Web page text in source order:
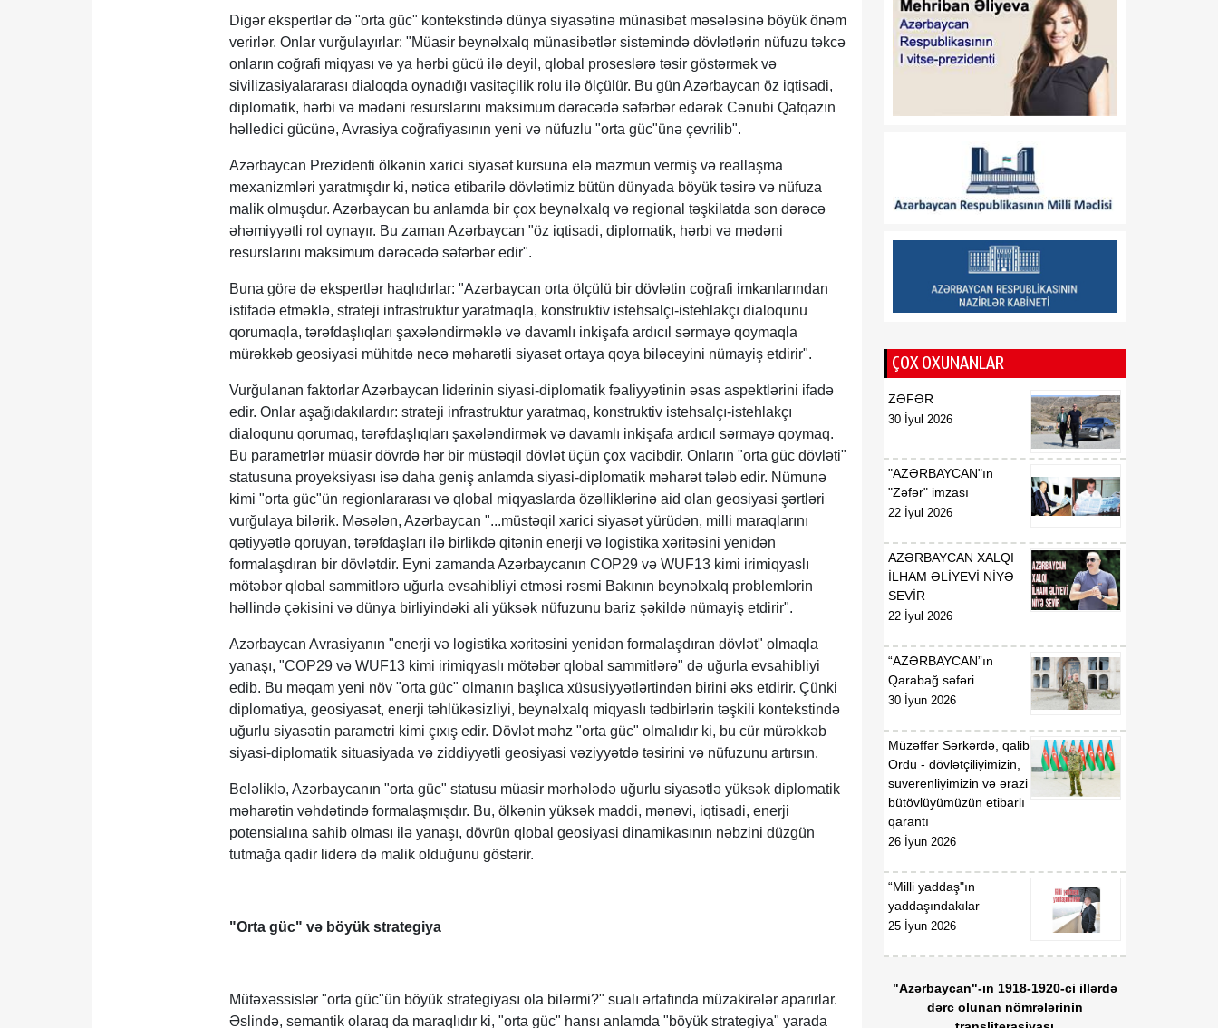
Digər ekspertlər də "orta güc" kontekstində dünya siyasətinə münasibət məsələsinə böyük önəm
verirlər. Onlar vurğulayırlar: "Müasir beynəlxalq münasibətlər sistemində dövlətlərin nüfuzu təkcə
onların coğrafi miqyası və ya hərbi gücü ilə deyil, qlobal proseslərə təsir göstərmək və
sivilizasiyalararası dialoqda oynadığı vasitəçilik rolu ilə ölçülür. Bu gün Azərbaycan öz iqtisadi,
diplomatik, hərbi və mədəni resurslarını maksimum dərəcədə səfərbər edərək Cənubi Qafqazın
həlledici gücünə, Avrasiya coğrafiyasının yeni və nüfuzlu "orta güc"ünə çevrilib".
Azərbaycan Prezidenti ölkənin xarici siyasət kursuna elə məzmun vermiş və reallaşma
mexanizmləri yaratmışdır ki, nəticə etibarilə dövlətimiz bütün dünyada böyük təsirə və nüfuza
malik olmuşdur. Azərbaycan bu anlamda bir çox beynəlxalq və regional təşkilatda son dərəcə
əhəmiyyətli rol oynayır. Bu zaman Azərbaycan "öz iqtisadi, diplomatik, hərbi və mədəni
resurslarını maksimum dərəcədə səfərbər edir".
Buna görə də ekspertlər haqlıdırlar: "Azərbaycan orta ölçülü bir dövlətin coğrafi imkanlarından
istifadə etməklə, strateji infrastruktur yaratmaqla, konstruktiv istehsalçı-istehlakçı dialoqunu
qorumaqla, tərəfdaşlıqları şaxələndirməklə və davamlı inkişafa ardıcıl sərmayə qoymaqla
mürəkkəb geosiyasi mühitdə necə məharətli siyasət ortaya qoya biləcəyini nümayiş etdirir".
Vurğulanan faktorlar Azərbaycan liderinin siyasi-diplomatik fəaliyyətinin əsas aspektlərini ifadə
edir. Onlar aşağıdakılardır: strateji infrastruktur yaratmaq, konstruktiv istehsalçı-istehlakçı
dialoqunu qorumaq, tərəfdaşlıqları şaxələndirmək və davamlı inkişafa ardıcıl sərmayə qoymaq.
Bu parametrlər müasir dövrdə hər bir müstəqil dövlət üçün çox vacibdir. Onların "orta güc dövləti"
statusuna proyeksiyası isə daha geniş anlamda siyasi-diplomatik məharət tələb edir. Nümunə
kimi "orta güc"ün regionlararası və qlobal miqyaslarda özəlliklərinə aid olan geosiyasi şərtləri
vurğulaya bilərik. Məsələn, Azərbaycan "...müstəqil xarici siyasət yürüdən, milli maraqlarını
qətiyyətlə qoruyan, tərəfdaşları ilə birlikdə qitənin enerji və logistika xəritəsini yenidən
formalaşdıran bir dövlətdir. Eyni zamanda Azərbaycanın COP29 və WUF13 kimi irimiqyaslı
mötəbər qlobal sammitlərə uğurla evsahibliyi etməsi rəsmi Bakının beynəlxalq problemlərin
həllində çəkisini və dünya birliyindəki ali yüksək nüfuzunu bariz şəkildə nümayiş etdirir".
Azərbaycan Avrasiyanın "enerji və logistika xəritəsini yenidən formalaşdıran dövlət" olmaqla
yanaşı, "COP29 və WUF13 kimi irimiqyaslı mötəbər qlobal sammitlərə" də uğurla evsahibliyi
edib. Bu məqam yeni növ "orta güc" olmanın başlıca xüsusiyyətlərtindən birini əks etdirir. Çünki
diplomatiya, geosiyasət, enerji təhlükəsizliyi, beynəlxalq miqyaslı tədbirlərin təşkili kontekstində
uğurlu siyasətin parametri kimi çıxış edir. Dövlət məhz "orta güc" olmalıdır ki, bu cür mürəkkəb
siyasi-diplomatik situasiyada və ziddiyyətli geosiyasi vəziyyətdə təsirini və nüfuzunu artırsın.
Beləliklə, Azərbaycanın "orta güc" statusu müasir mərhələdə uğurlu siyasətlə yüksək diplomatik
məharətin vəhdətində formalaşmışdır. Bu, ölkənin yüksək maddi, mənəvi, iqtisadi, enerji
potensialına sahib olması ilə yanaşı, dövrün qlobal geosiyasi dinamikasının nəbzini düzgün
tutmağa qadir liderə də malik olduğunu göstərir.
"Orta güc" və böyük strategiya
Mütəxəssislər "orta güc"ün böyük strategiyası ola bilərmi?" sualı ərtafında müzakirələr aparırlar.
Əslində, semantik olaraq da maraqlıdır ki, "orta güc" hansı anlamda "böyük strategiya" yarada
Cevdet Yılmaz: Türkiyənin
təhlükəsizliyi onun
sərhədlərindən başlamır
17:05
08 Avqust
16:59
08 Avqust
Tarixi Vaşinqton Zirvə
xronoloji
ardıcıllıqla
Vaşinqton görüşü
Azərbaycanın regional
məsələlərin həllində fəal
rol oynadığını təsdiqləyib
ŞƏRH
Sabah havanın
temperaturu 40
dərəcəyədək yüksələcək
08 Avqust
ÇOX OXUNANLAR
ZƏFƏR
30 İyul 2026
"AZƏRBAYCAN"ın
"Zəfər" imzası
22 İyul 2026
AZƏRBAYCAN XALQI
İLHAM ƏLİYEVİ NİYƏ
SEVİR
22 İyul 2026
“AZƏRBAYCAN”ın
Qarabağ səfəri
30 İyun 2026
Müzəffər Sərkərdə, qalib
Ordu - dövlətçiliyimizin,
suverenliyimizin və ərazi
bütövlüyümüzün etibarlı
qarantı
26 İyun 2026
“Milli yaddaş"ın
yaddaşındakılar
25 İyun 2026
"Azərbaycan"-ın 1918-1920-ci illərdə
dərc olunan nömrələrinin